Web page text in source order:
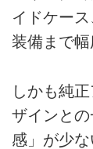
イドケー
装備まで幅
しかも純
ザインと
感」が少な